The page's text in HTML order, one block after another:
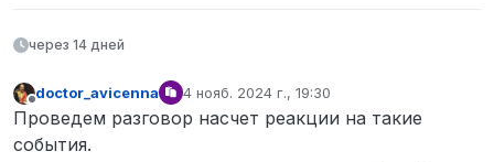
через 14 дней
doctor_avicenna 4 нояб. 2024 г., 19:30
отредактировано
Проведем разговор насчет реакции на такие
события.